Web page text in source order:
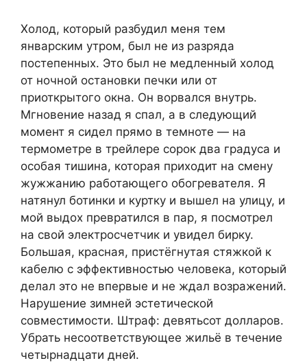
Холод, который разбудил меня тем
январским утром, был не из разряда
постепенных. Это был не медленный холод
от ночной остановки печки или от
приоткрытого окна. Он ворвался внутрь.
Мгновение назад я спал, а в следующий
момент я сидел прямо в темноте — на
термометре в трейлере сорок два градуса и
особая тишина, которая приходит на смену
жужжанию работающего обогревателя. Я
натянул ботинки и куртку и вышел на улицу, и
мой выдох превратился в пар, я посмотрел
на свой электросчетчик и увидел бирку.
Большая, красная, пристёгнутая стяжкой к
кабелю с эффективностью человека, который
делал это не впервые и не ждал возражений.
Нарушение зимней эстетической
совместимости. Штраф: девятьсот долларов.
Убрать несоответствующее жильё в течение
четырнадцати дней.